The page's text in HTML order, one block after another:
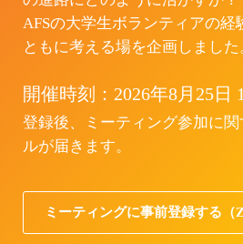
AFSの大学生ボランティアの経
ともに考える場を企画しました
開催時刻：2026年8月25日
登録後、ミーティング参加に
ルが届きます。
ミーティングに事前登録する（